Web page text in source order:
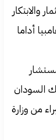
والابتكار
أداما
السودان
من وزارة